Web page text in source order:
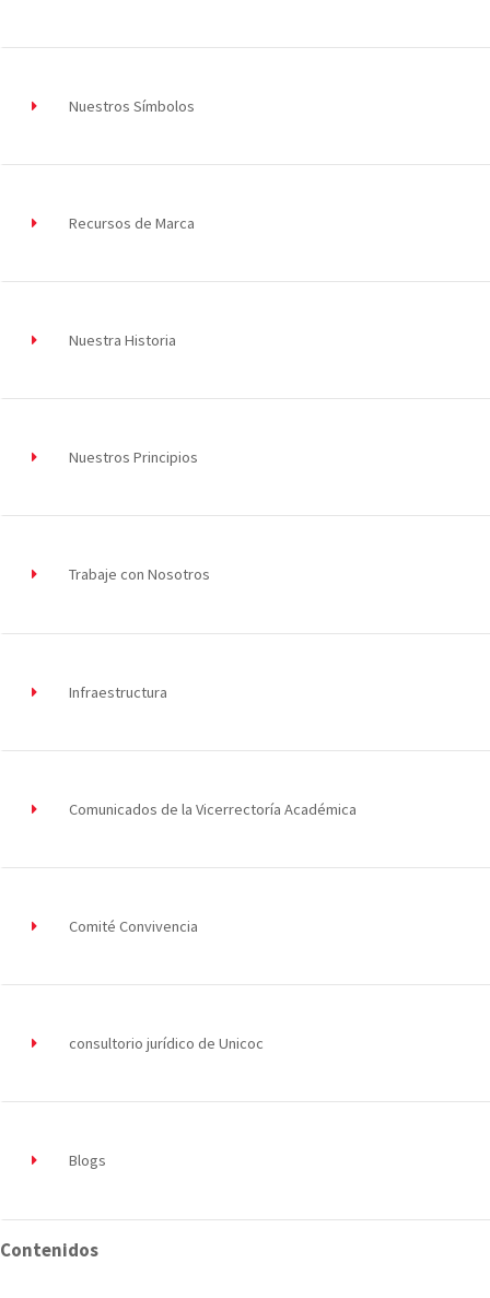
Nuestros Símbolos
Recursos de Marca
Nuestra Historia
Nuestros Principios
Trabaje con Nosotros
Infraestructura
Comunicados de la Vicerrectoría Académica
Comité Convivencia
consultorio jurídico de Unicoc
Blogs
Contenidos